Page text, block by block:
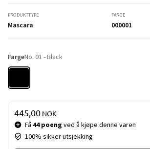
PRODUKTTYPE
Mascara
FARGE
000001
FargeNo. 01 - Black
Pris og mengde
Få 44 poeng ved å kjøpe denne varen
100% sikker utsjekking
445,00 NOK